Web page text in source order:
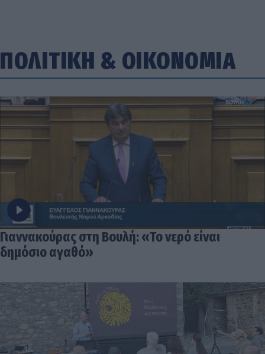
ΠΟΛΙΤΙΚΗ & ΟΙΚΟΝΟΜΙΑ
Γιαννακούρας στη Βουλή: «Το νερό είναι
δημόσιο αγαθό»